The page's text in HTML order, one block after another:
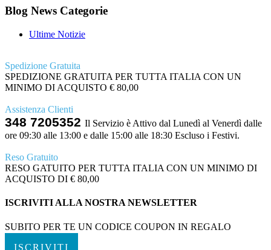
Blog News Categorie
Ultime Notizie
Spedizione Gratuita
SPEDIZIONE GRATUITA PER TUTTA ITALIA CON UN
MINIMO DI ACQUISTO € 80,00
Assistenza Clienti
348 7205352 Il Servizio è Attivo dal Lunedì al Venerdì dalle
ore 09:30 alle 13:00 e dalle 15:00 alle 18:30 Escluso i Festivi.
Reso Gratuito
RESO GATUITO PER TUTTA ITALIA CON UN MINIMO DI
ACQUISTO DI € 80,00
ISCRIVITI ALLA NOSTRA NEWSLETTER
SUBITO PER TE UN CODICE COUPON IN REGALO
ISCRIVITI